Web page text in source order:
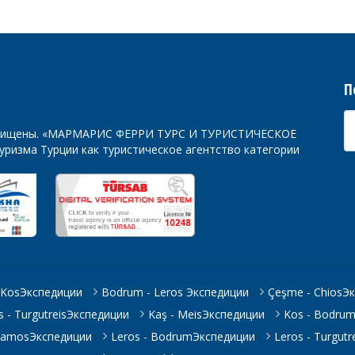
08:00 - 08:45
08:00 - 08:45
08:00 - 08:45
«МАРМАРИС ФЕРРИ ТУРС И ТУРИСТИЧЕСКОЕ
Турции как туристическое агентство категории
Bodrum - Leros Экспедиции Çeşme -
- TurgutreisЭкспедиции Kaş - MeisЭкспедиции Kos -
Leros - BodrumЭкспедиции Leros -